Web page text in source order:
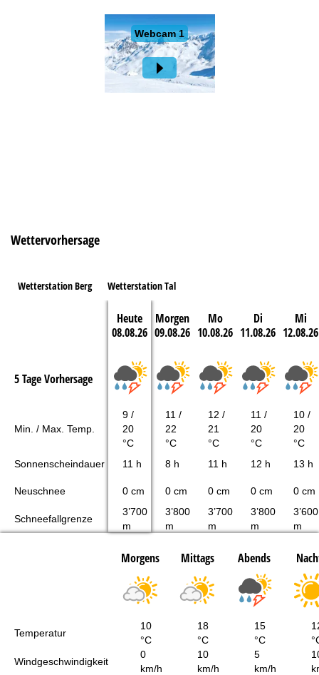
Wettervorhersage
Wetterstation Berg Wetterstation Tal
Heute
08.08.26
Morgen
09.08.26
Mo
10.08.26
Di
11.08.26
Mi
12.08.26
5 Tage Vorhersage
Min. / Max. Temp.
9 /
20
°C
11 /
22
°C
12 /
21
°C
11 /
20
°C
10 /
20
°C
Sonnenscheindauer
11 h 8 h 11 h 12 h 13 h
Neuschnee 0 cm 0 cm 0 cm 0 cm 0 cm
Schneefallgrenze
3’700
m
3’800
m
3’700
m
3’800
m
3’600
m
Morgens Mittags Abends
Temperatur
10
°C
18
°C
15
°C
Windgeschwindigkeit
0
km/h
10
km/h
5
km/h